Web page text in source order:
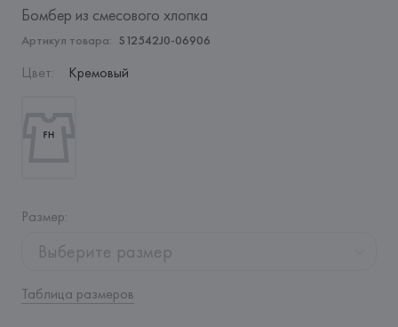
Бомбер из смесового хлопка
Артикул товара: S12542J0-06906
Цвет: Кремовый
Размер:
Выберите размер
Таблица размеров